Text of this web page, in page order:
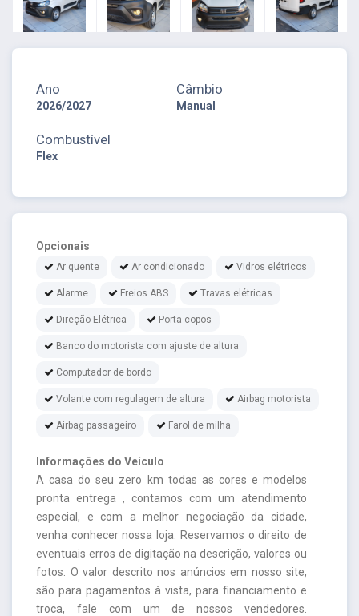
Ano
2026/2027
Câmbio
Manual
Combustível
Flex
Opcionais
Ar quente Ar condicionado Vidros elétricos
Alarme Freios ABS Travas elétricas
Direção Elétrica Porta copos
Banco do motorista com ajuste de altura
Computador de bordo
Volante com regulagem de altura Airbag motorista
Airbag passageiro Farol de milha
Informações do Veículo
A casa do seu zero km todas as cores e modelos
pronta entrega , contamos com um atendimento
especial, e com a melhor negociação da cidade,
venha conhecer nossa loja. Reservamos o direito de
eventuais erros de digitação na descrição, valores ou
fotos. O valor descrito nos anúncios em nosso site,
são para pagamentos à vista, para financiamento e
troca, fale com um de nossos vendedores.